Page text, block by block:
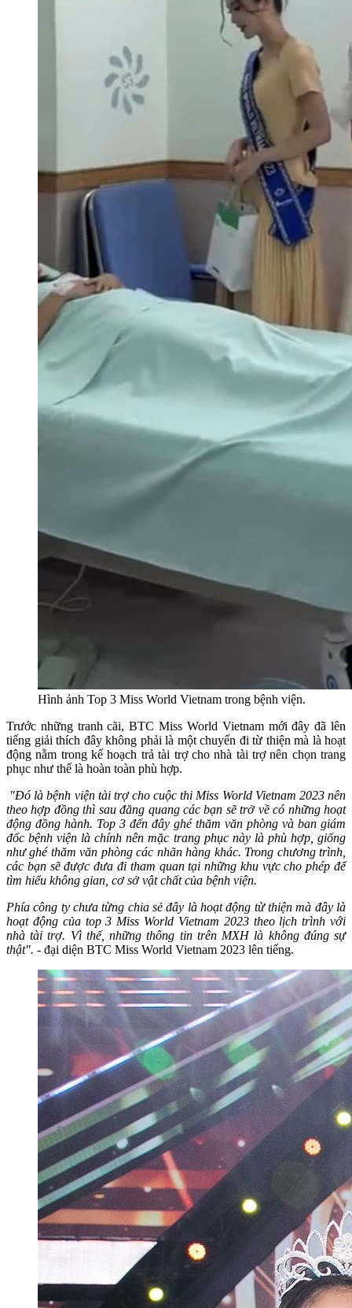
Hình ảnh Top 3 Miss World Vietnam trong bệnh viện.
Trước những tranh cãi, BTC Miss World Vietnam mới đây đã lên
tiếng giải thích đây không phải là một chuyến đi từ thiện mà là hoạt
động nằm trong kế hoạch trả tài trợ cho nhà tài trợ nên chọn trang
phục như thế là hoàn toàn phù hợp.
"Đó là bệnh viện tài trợ cho cuộc thi Miss World Vietnam 2023 nên
theo hợp đồng thì sau đăng quang các bạn sẽ trở về có những hoạt
động đồng hành. Top 3 đến đây ghé thăm văn phòng và ban giám
đốc bệnh viện là chính nên mặc trang phục này là phù hợp, giống
như ghé thăm văn phòng các nhãn hàng khác. Trong chương trình,
các bạn sẽ được đưa đi tham quan tại những khu vực cho phép để
tìm hiểu không gian, cơ sở vật chất của bệnh viện.
Phía công ty chưa từng chia sẻ đây là hoạt động từ thiện mà đây là
hoạt động của top 3 Miss World Vietnam 2023 theo lịch trình với
nhà tài trợ. Vì thế, những thông tin trên MXH là không đúng sự
thật". - đại diện BTC Miss World Vietnam 2023 lên tiếng.